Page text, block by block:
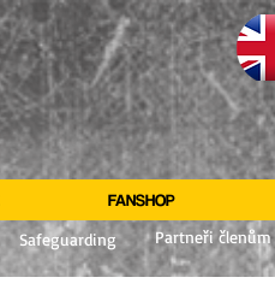
FANSHOP
Partneři členům
Safeguarding